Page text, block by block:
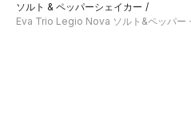
ソルト & ペッパーシェイカー /
Eva Trio Legio Nova ソルト&ペッパー